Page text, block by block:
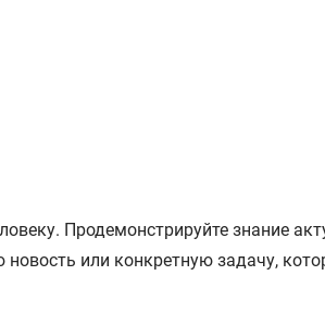
Продемонстрируйте знание
или конкретную задачу,